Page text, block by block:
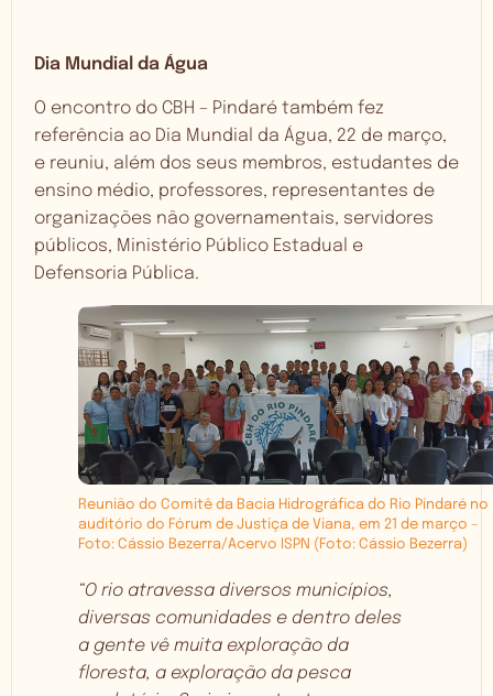
Dia Mundial da Água
O encontro do CBH – Pindaré também fez
referência ao Dia Mundial da Água, 22 de março,
e reuniu, além dos seus membros, estudantes de
ensino médio, professores, representantes de
organizações não governamentais, servidores
públicos, Ministério Público Estadual e
Defensoria Pública.
Reunião do Comitê da Bacia Hidrográfica do Rio Pindaré no
auditório do Fórum de Justiça de Viana, em 21 de março –
Foto: Cássio Bezerra/Acervo ISPN (Foto: Cássio Bezerra)
“O rio atravessa diversos municípios,
diversas comunidades e dentro deles
a gente vê muita exploração da
floresta, a exploração da pesca